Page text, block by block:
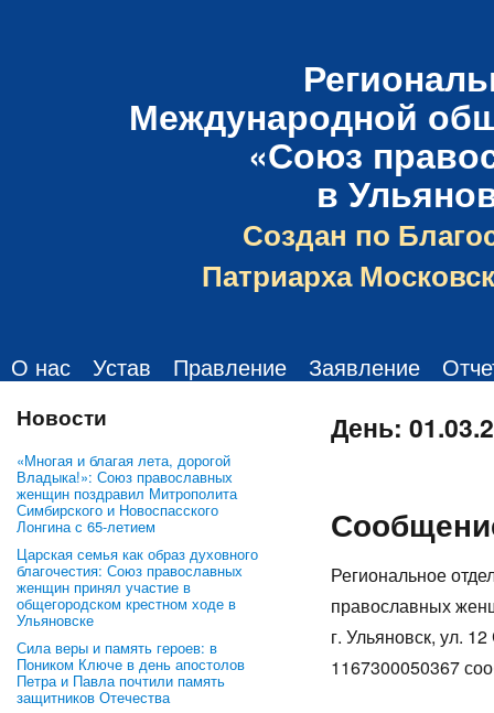
Международной
«Союз
в
Создан по
Патриарха
О нас Устав Правление Заявление
Новости
«Многая и благая лета, дорогой
Владыка!»: Союз православных
женщин поздравил Митрополита
Симбирского и Новоспасского
Лонгина с 65-летием
Царская семья как образ духовного
благочестия: Союз православных
женщин принял участие в
общегородском крестном ходе в
Ульяновске
Сила веры и память героев: в
Поником Ключе в день апостолов
Петра и Павла почтили память
защитников Отечества
День:
Региональное
православных
г. Ульяновск, ул.
1167300050367